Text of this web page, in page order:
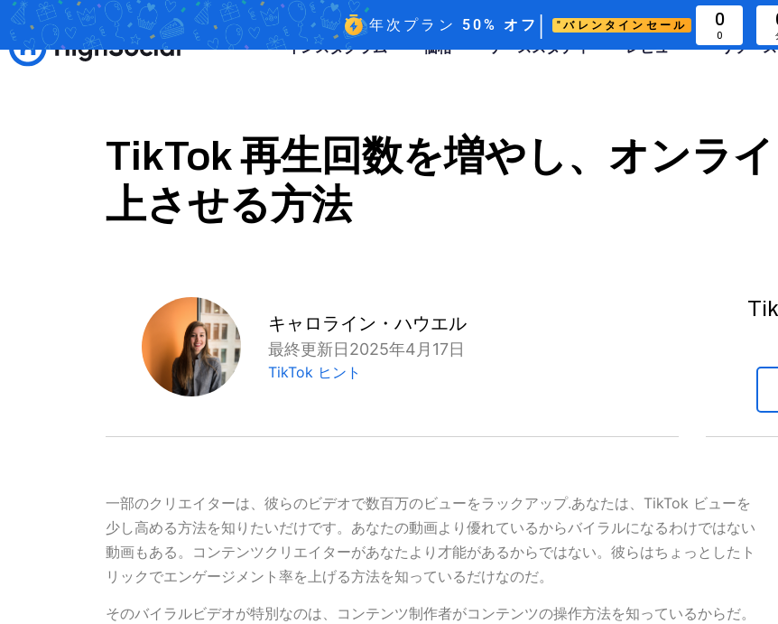
年次プラン 50% オフ | "バレンタインセール 0
0
インスタグラム 価格 ケーススタディ レビュー リソース
TikTok 再生回数を増やし、オンラ
上させる方法
キャロライン・ハウエル
最終更新日2025年4月17日
TikTok ヒント
一部のクリエイターは、彼らのビデオで数百万のビューをラックアップ.あなたは、TikTok ビューを
少し高める方法を知りたいだけです。あなたの動画より優れているからバイラルになるわけではない
動画もある。コンテンツクリエイターがあなたより才能があるからではない。彼らはちょっとしたト
リックでエンゲージメント率を上げる方法を知っているだけなのだ。
そのバイラルビデオが特別なのは、コンテンツ制作者がコンテンツの操作方法を知っているからだ。